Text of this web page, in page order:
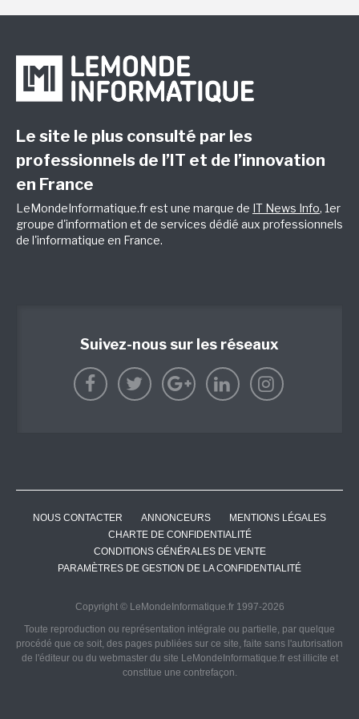
Le site le plus consulté par les
professionnels de l’IT et de l’innovation
en France
LeMondeInformatique.fr est une marque de IT News Info, 1er
groupe d'information et de services dédié aux professionnels
de l'informatique en France.
Suivez-nous sur les réseaux
NOUS CONTACTER ANNONCEURS
MENTIONS LÉGALES
CHARTE DE CONFIDENTIALITÉ
CONDITIONS GÉNÉRALES DE VENTE
PARAMÈTRES DE GESTION DE LA CONFIDENTIALITÉ
Copyright © LeMondeInformatique.fr 1997-2026
Toute reproduction ou représentation intégrale ou partielle, par quelque
procédé que ce soit, des pages publiées sur ce site, faite sans l'autorisation
de l'éditeur ou du webmaster du site LeMondeInformatique.fr est illicite et
constitue une contrefaçon.